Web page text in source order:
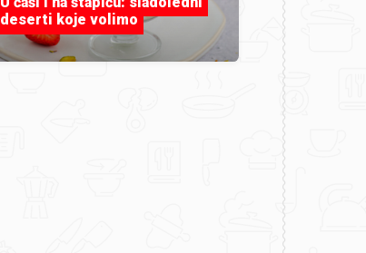
deserti koje volimo